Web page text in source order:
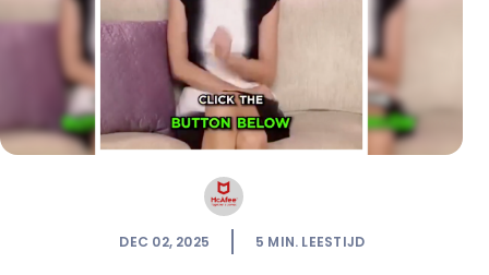
DEC 02, 2025 5 MIN. LEESTIJD